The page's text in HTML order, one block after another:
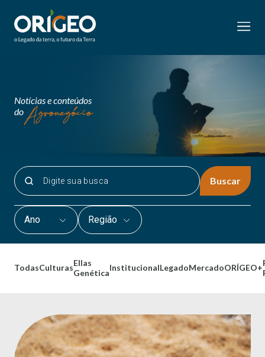
Notícias e conteúdos
do
Buscar
Ano Região
TodasCulturasEllas
GenéticaInstitucionalLegadoMercadoORÍGEO+